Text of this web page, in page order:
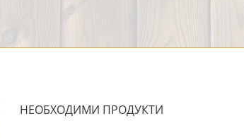
НЕОБХОДИМИ ПРОДУКТИ